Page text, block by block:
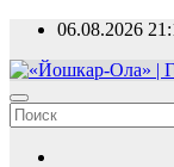
Перейти
содержимому
06.08.2026
«Йошкар-Ола» |
Новости, события,